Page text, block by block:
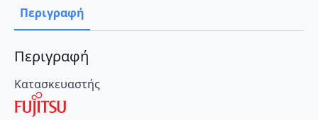
Wi-
Fi
ποσότητα
Περιγραφή
Περιγραφή
Κατασκευαστής